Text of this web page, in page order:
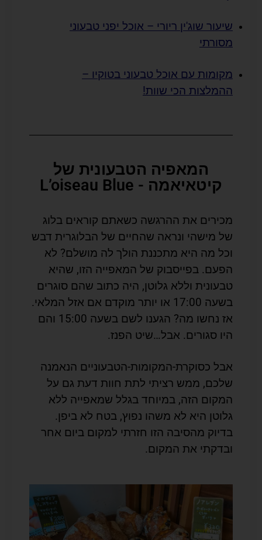
שיעור שוג'ין ריורי – אוכל יפני טבעוני
מסורתי
מקומות עם אוכל טבעוני בטוקיו –
ההמלצות הכי שוות!
המאפיה הטבעונית של
קיטאיאמה - L’oiseau Blue
מכירים את ההרגשה כשאתם קוראים בלוג
של מישהי ונראה שהחיים של הבלוגרית דבש
וכל מה היא מתכננת הולך לה מושלם? לא
הפעם. בפייסבוק של המאפייה הזו, שהיא
טבעונית וללא גלוטן, היה כתוב שהם סוגרים
בשעה 17:00 או יותר מוקדם אם אזל המלאי.
אז נחשו מה? הגענו לשם בשעה 15:00 והם
היו סגורים. אבל…שיט הפנז.
אבל כסוקרת-המקומות-הטבעוניים הנאמנה
שלכם, ממש רציתי לתת חוות דעת גם על
המקום הזה, במיוחד בגלל שמאפייה ללא
גלוטן היא לא משהו נפוץ, בטח לא ביפן.
בדיוק מהסיבה הזו חזרתי למקום ביום אחר
ובדקתי את המקום.